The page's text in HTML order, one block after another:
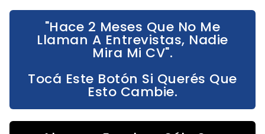
"Hace 2 Meses Que No Me
Llaman A Entrevistas, Nadie
Mira Mi CV".
Tocá Este Botón Si Querés Que
Esto Cambie.